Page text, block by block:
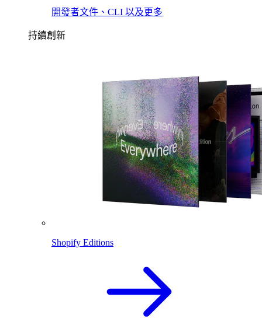
開發者文件、CLI 以及更多
持續創新
Shopify Editions